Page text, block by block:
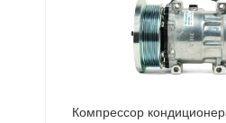
Компрессор